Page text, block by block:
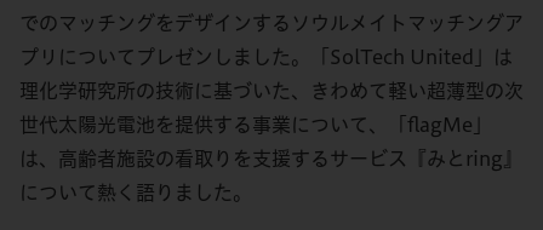
でのマッチングをデザインするソウルメイトマッチングア
プリについてプレゼンしました。「SolTech United」は
理化学研究所の技術に基づいた、きわめて軽い超薄型の次
世代太陽光電池を提供する事業について、「flagMe」
は、高齢者施設の看取りを支援するサービス『みとring』
について熱く語りました。